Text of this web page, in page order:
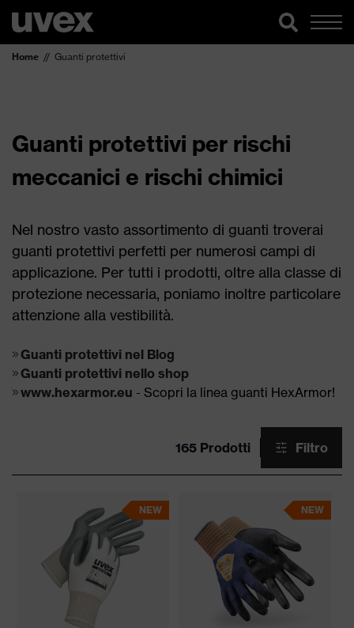
Home Guanti protettivi
Guanti protettivi per rischi
meccanici e rischi chimici
Nel nostro vasto assortimento di guanti troverai
guanti protettivi perfetti per numerosi campi di
applicazione. Per tutti i prodotti, oltre alla classe di
protezione necessaria, poniamo inoltre particolare
attenzione alla vestibilità.
Guanti protettivi nel Blog
Guanti protettivi nello shop
www.hexarmor.eu - Scopri la linea guanti HexArmor!
165 Prodotti Filtro
NEW NEW